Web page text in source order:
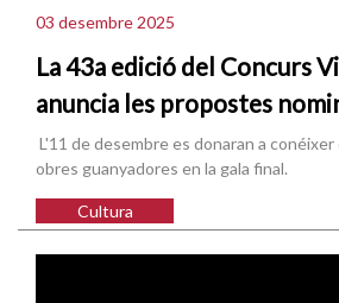
03 desembre 2025
La 43a edició del Concurs
anuncia les propostes
L'11 de desembre es donaran a
obres guanyadores en la gala final.
Cultura